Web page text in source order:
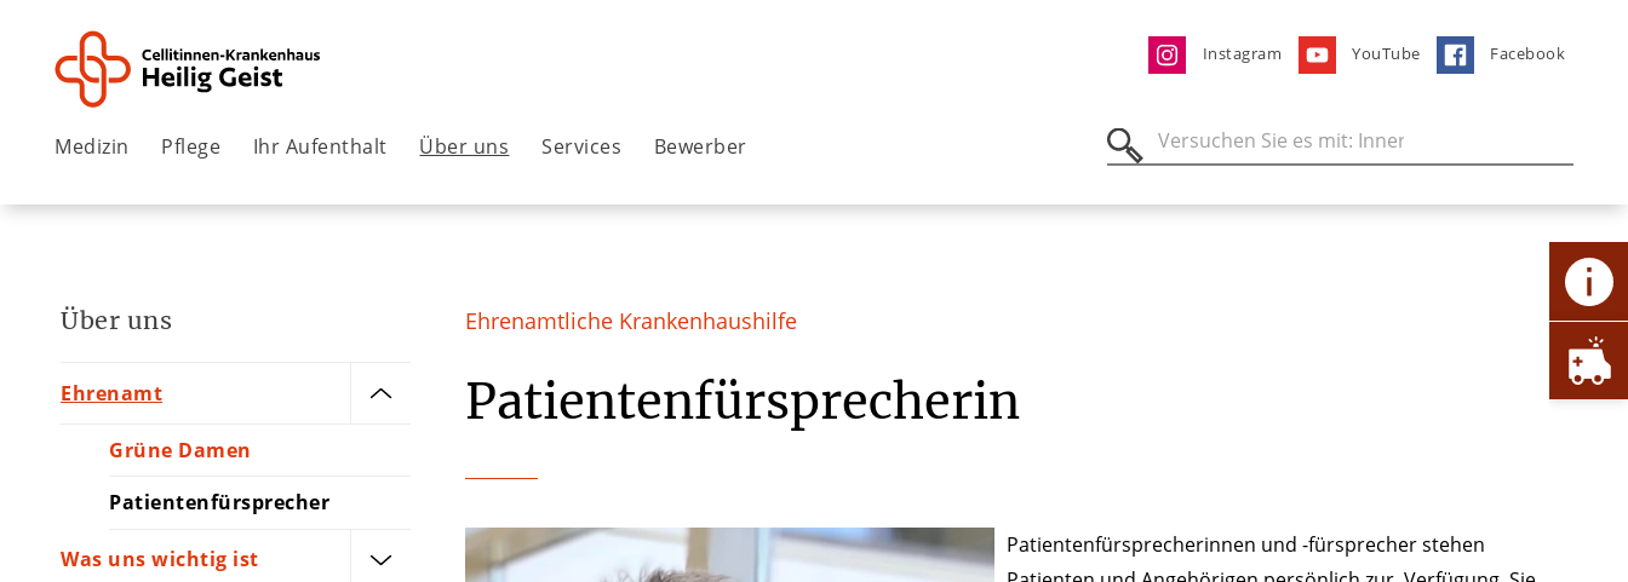
Instagram YouTube Facebook
Medizin Pflege Ihr Aufenthalt Über uns Services Bewerber
Über uns
Ehrenamt
Grüne Damen
Patientenfürsprecher
Was uns wichtig ist
Ehrenamtliche Krankenhaushilfe
Patientenfürsprecherin
Patientenfürsprecherinnen und -fürsprecher stehen